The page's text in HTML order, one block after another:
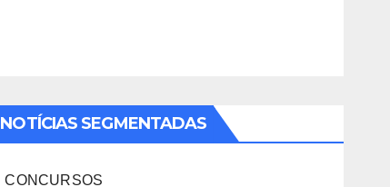
NOTÍCIAS SEGMENTADAS
CONCURSOS